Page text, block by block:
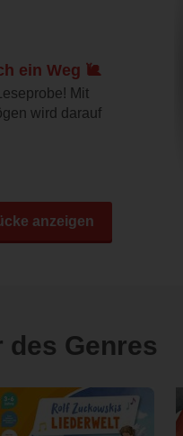
ein Weg 🐌
Mit
wird darauf
anzeigen
des Genres